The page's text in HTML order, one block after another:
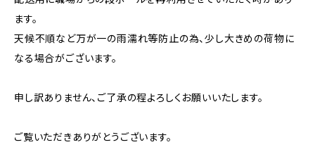
ます。
天候不順など万が一の雨濡れ等防止の為、少し大きめの荷物に
なる場合がございます。
申し訳ありません、ご了承の程よろしくお願いいたします。
ご覧いただきありがとうございます。